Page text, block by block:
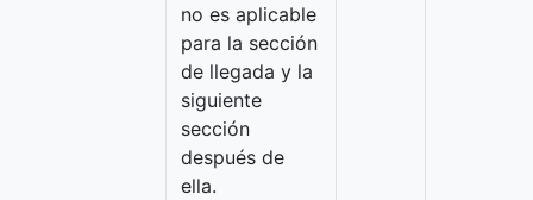
no es aplicable
para la sección
de llegada y la
siguiente
sección
después de
ella.